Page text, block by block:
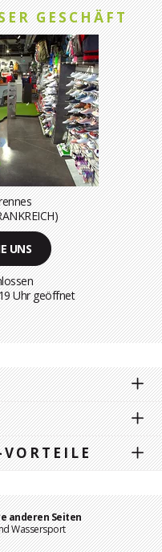
GESCHÄFT
UNS
Uhr geöffnet
anderen Seiten
Wassersport